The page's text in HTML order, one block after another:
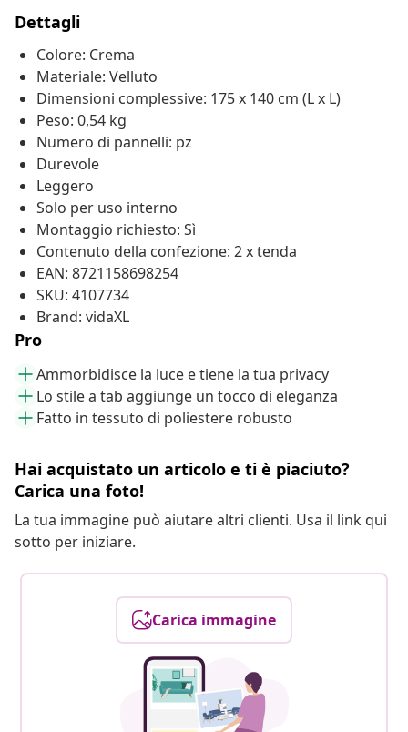
Dettagli
Colore: Crema
Materiale: Velluto
Dimensioni complessive: 175 x 140 cm (L x L)
Peso: 0,54 kg
Numero di pannelli: pz
Durevole
Leggero
Solo per uso interno
Montaggio richiesto: Sì
Contenuto della confezione: 2 x tenda
EAN: 8721158698254
SKU: 4107734
Brand: vidaXL
Pro
Ammorbidisce la luce e tiene la tua privacy
Lo stile a tab aggiunge un tocco di eleganza
Fatto in tessuto di poliestere robusto
Hai acquistato un articolo e ti è piaciuto?
Carica una foto!
La tua immagine può aiutare altri clienti. Usa il link qui
sotto per iniziare.
Carica immagine